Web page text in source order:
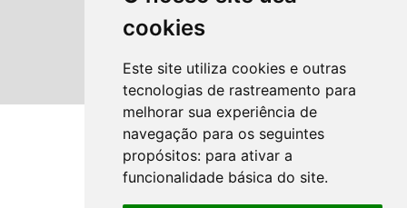
cookies
Este site utiliza cookies e outras
tecnologias de rastreamento para
melhorar sua experiência de
navegação para os seguintes
propósitos: para ativar a
funcionalidade básica do site.